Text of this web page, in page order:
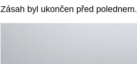
Zásah byl ukončen před polednem.